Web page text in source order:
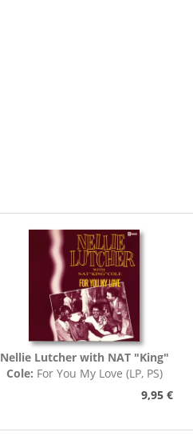
Nellie Lutcher with NAT "King"
Cole: For You My Love (LP, PS)
9,95 €